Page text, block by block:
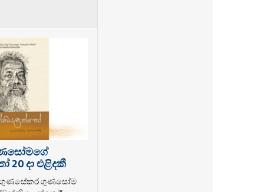
දා එළිදකී
ගුණසේකර ගුණසෝම